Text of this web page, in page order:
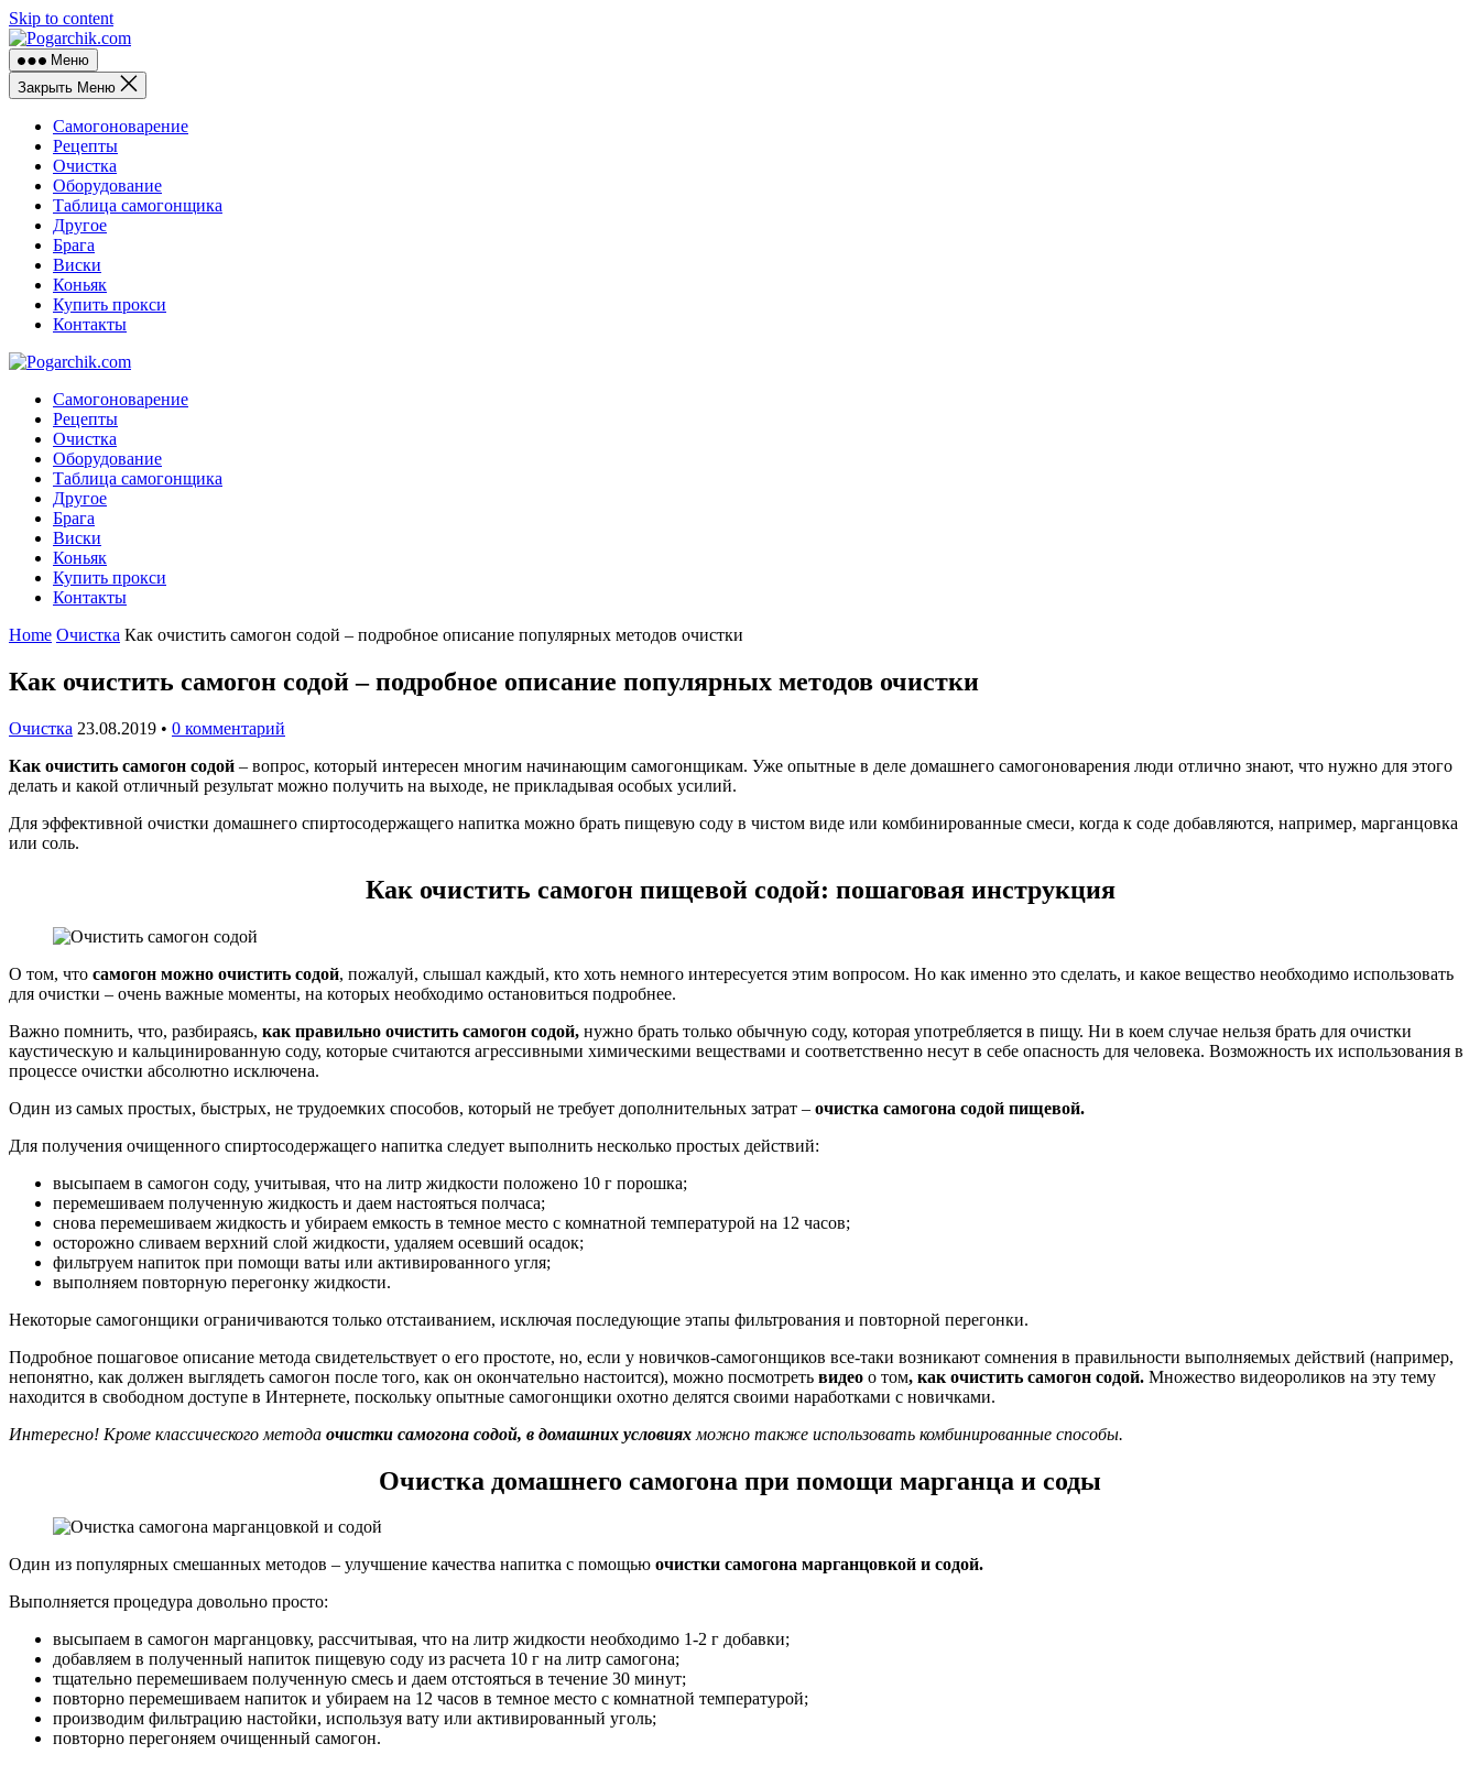
Skip to content
Меню
Закрыть Меню
Самогоноварение
Рецепты
Очистка
Оборудование
Таблица самогонщика
Другое
Брага
Виски
Коньяк
Купить прокси
Контакты
Самогоноварение
Рецепты
Очистка
Оборудование
Таблица самогонщика
Другое
Брага
Виски
Коньяк
Купить прокси
Контакты
Home Очистка Как очистить самогон содой – подробное описание популярных методов очистки
Как очистить самогон содой – подробное описание популярных методов очистки
Очистка 23.08.2019 • 0 комментарий
Как очистить самогон содой – вопрос, который интересен многим начинающим самогонщикам. Уже опытные в деле домашнего самогоноварения люди отлично знают, что нужно для этого
делать и какой отличный результат можно получить на выходе, не прикладывая особых усилий.
Для эффективной очистки домашнего спиртосодержащего напитка можно брать пищевую соду в чистом виде или комбинированные смеси, когда к соде добавляются, например, марганцовка
или соль.
Как очистить самогон пищевой содой: пошаговая инструкция
О том, что самогон можно очистить содой, пожалуй, слышал каждый, кто хоть немного интересуется этим вопросом. Но как именно это сделать, и какое вещество необходимо использовать
для очистки – очень важные моменты, на которых необходимо остановиться подробнее.
Важно помнить, что, разбираясь, как правильно очистить самогон содой, нужно брать только обычную соду, которая употребляется в пищу. Ни в коем случае нельзя брать для очистки
каустическую и кальцинированную соду, которые считаются агрессивными химическими веществами и соответственно несут в себе опасность для человека. Возможность их использования в
процессе очистки абсолютно исключена.
Один из самых простых, быстрых, не трудоемких способов, который не требует дополнительных затрат – очистка самогона содой пищевой.
Для получения очищенного спиртосодержащего напитка следует выполнить несколько простых действий:
высыпаем в самогон соду, учитывая, что на литр жидкости положено 10 г порошка;
перемешиваем полученную жидкость и даем настояться полчаса;
снова перемешиваем жидкость и убираем емкость в темное место с комнатной температурой на 12 часов;
осторожно сливаем верхний слой жидкости, удаляем осевший осадок;
фильтруем напиток при помощи ваты или активированного угля;
выполняем повторную перегонку жидкости.
Некоторые самогонщики ограничиваются только отстаиванием, исключая последующие этапы фильтрования и повторной перегонки.
Подробное пошаговое описание метода свидетельствует о его простоте, но, если у новичков-самогонщиков все-таки возникают сомнения в правильности выполняемых действий (например,
непонятно, как должен выглядеть самогон после того, как он окончательно настоится), можно посмотреть видео о том, как очистить самогон содой. Множество видеороликов на эту тему
находится в свободном доступе в Интернете, поскольку опытные самогонщики охотно делятся своими наработками с новичками.
Интересно! Кроме классического метода очистки самогона содой, в домашних условиях можно также использовать комбинированные способы.
Очистка домашнего самогона при помощи марганца и соды
Один из популярных смешанных методов – улучшение качества напитка с помощью очистки самогона марганцовкой и содой.
Выполняется процедура довольно просто:
высыпаем в самогон марганцовку, рассчитывая, что на литр жидкости необходимо 1-2 г добавки;
добавляем в полученный напиток пищевую соду из расчета 10 г на литр самогона;
тщательно перемешиваем полученную смесь и даем отстояться в течение 30 минут;
повторно перемешиваем напиток и убираем на 12 часов в темное место с комнатной температурой;
производим фильтрацию настойки, используя вату или активированный уголь;
повторно перегоняем очищенный самогон.